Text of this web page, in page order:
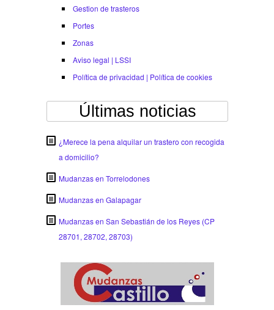
Gestion de trasteros
Portes
Zonas
Aviso legal | LSSI
Política de privacidad | Política de cookies
Últimas noticias
¿Merece la pena alquilar un trastero con recogida
a domicilio?
Mudanzas en Torrelodones
Mudanzas en Galapagar
Mudanzas en San Sebastián de los Reyes (CP
28701, 28702, 28703)